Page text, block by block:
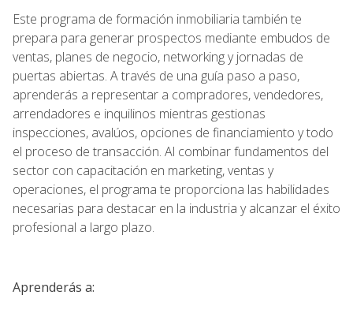
Este programa de formación inmobiliaria también te
prepara para generar prospectos mediante embudos de
ventas, planes de negocio, networking y jornadas de
puertas abiertas. A través de una guía paso a paso,
aprenderás a representar a compradores, vendedores,
arrendadores e inquilinos mientras gestionas
inspecciones, avalúos, opciones de financiamiento y todo
el proceso de transacción. Al combinar fundamentos del
sector con capacitación en marketing, ventas y
operaciones, el programa te proporciona las habilidades
necesarias para destacar en la industria y alcanzar el éxito
profesional a largo plazo.
Aprenderás a: